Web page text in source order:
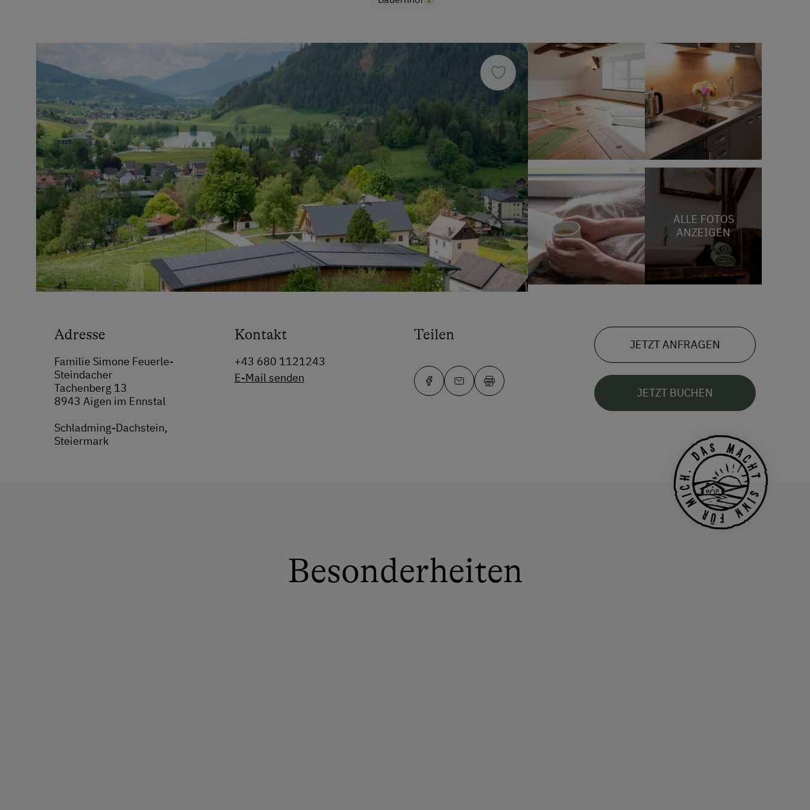
ALLE FOTOS
ANZEIGEN
Adresse
Familie Simone Feuerle-
Steindacher
Tachenberg 13
8943 Aigen im Ennstal
Schladming-Dachstein,
Steiermark
Kontakt
+43 680 1121243
E-Mail senden
Teilen
JETZT ANFRAGEN
JETZT BUCHEN
Besonderheiten